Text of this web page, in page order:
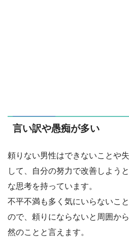
言い訳や愚痴が多い
頼りない男性はできないことや
して、自分の努力で改善しよう
な思考を持っています。
不平不満も多く気にいらないこ
ので、頼りにならないと周囲か
然のことと言えます。